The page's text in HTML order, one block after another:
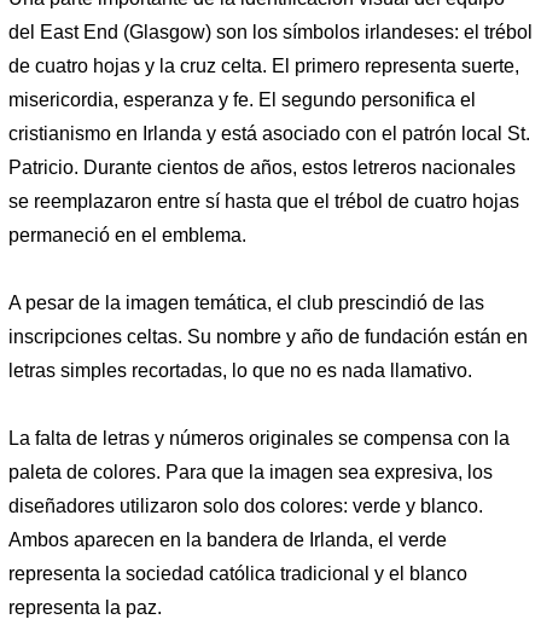
del East End (Glasgow) son los símbolos irlandeses: el trébol
de cuatro hojas y la cruz celta. El primero representa suerte,
misericordia, esperanza y fe. El segundo personifica el
cristianismo en Irlanda y está asociado con el patrón local St.
Patricio. Durante cientos de años, estos letreros nacionales
se reemplazaron entre sí hasta que el trébol de cuatro hojas
permaneció en el emblema.
A pesar de la imagen temática, el club prescindió de las
inscripciones celtas. Su nombre y año de fundación están en
letras simples recortadas, lo que no es nada llamativo.
La falta de letras y números originales se compensa con la
paleta de colores. Para que la imagen sea expresiva, los
diseñadores utilizaron solo dos colores: verde y blanco.
Ambos aparecen en la bandera de Irlanda, el verde
representa la sociedad católica tradicional y el blanco
representa la paz.